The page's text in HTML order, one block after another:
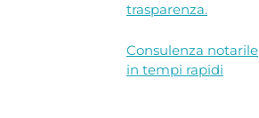
trasparenza.
Consulenza notarile
in tempi rapidi